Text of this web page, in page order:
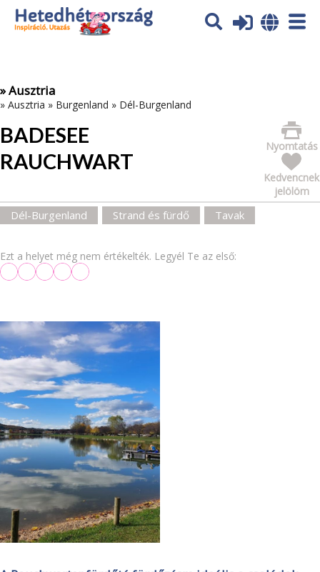
Az oldal sütiket (cookies) használ. További tájékoztatás itt:
Adatvédelmi tájékoztató
» Ausztria
» Ausztria » Burgenland » Dél-Burgenland
BADESEE
RAUCHWART
Nyomtatás
Kedvencnek
jelölöm
Dél-Burgenland Strand és fürdő Tavak
Ezt a helyet még nem értékelték. Legyél Te az első: